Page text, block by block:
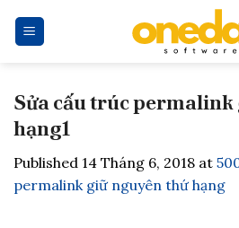
Sửa cấu trúc
hạng1
Published 14 Tháng 6, 2018 at
permalink giữ nguyên thứ hạng